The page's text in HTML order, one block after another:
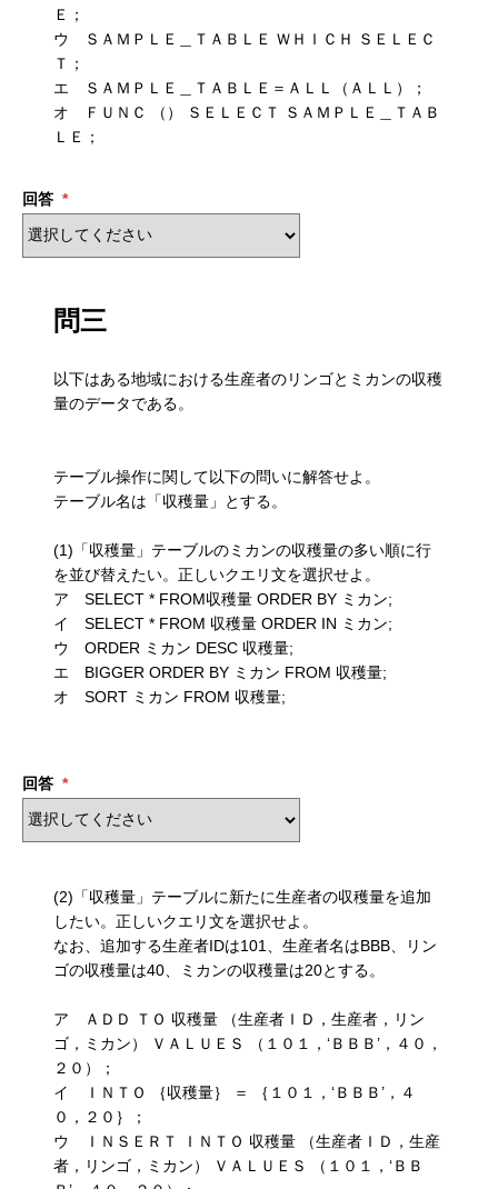
SDGs取り組み
個人情報保護方針
お問合せ
Ｅ；
ウ ＳＡＭＰＬＥ＿ＴＡＢＬＥ ＷＨＩＣＨ ＳＥＬＥＣ
Ｔ；
エ ＳＡＭＰＬＥ＿ＴＡＢＬＥ＝ＡＬＬ（ＡＬＬ）；
オ ＦＵＮＣ （） ＳＥＬＥＣＴ ＳＡＭＰＬＥ＿ＴＡＢ
ＬＥ；
回答 *
問三
以下はある地域における生産者のリンゴとミカンの収穫
量のデータである。
テーブル操作に関して以下の問いに解答せよ。
テーブル名は「収穫量」とする。
(1)「収穫量」テーブルのミカンの収穫量の多い順に行
を並び替えたい。正しいクエリ文を選択せよ。
ア SELECT * FROM収穫量 ORDER BY ミカン;
イ SELECT * FROM 収穫量 ORDER IN ミカン;
ウ ORDER ミカン DESC 収穫量;
エ BIGGER ORDER BY ミカン FROM 収穫量;
オ SORT ミカン FROM 収穫量;
回答 *
(2)「収穫量」テーブルに新たに生産者の収穫量を追加
したい。正しいクエリ文を選択せよ。
なお、追加する生産者IDは101、生産者名はBBB、リン
ゴの収穫量は40、ミカンの収穫量は20とする。
ア ＡＤＤ ＴＯ 収穫量 （生産者ＩＤ，生産者，リン
ゴ，ミカン） ＶＡＬＵＥＳ （１０１，‘ＢＢＢ’，４０，
２０）；
イ ＩＮＴＯ ｛収穫量｝ ＝ ｛１０１，‘ＢＢＢ’，４
０，２０｝；
ウ ＩＮＳＥＲＴ ＩＮＴＯ 収穫量 （生産者ＩＤ，生産
者，リンゴ，ミカン） ＶＡＬＵＥＳ （１０１，‘ＢＢ